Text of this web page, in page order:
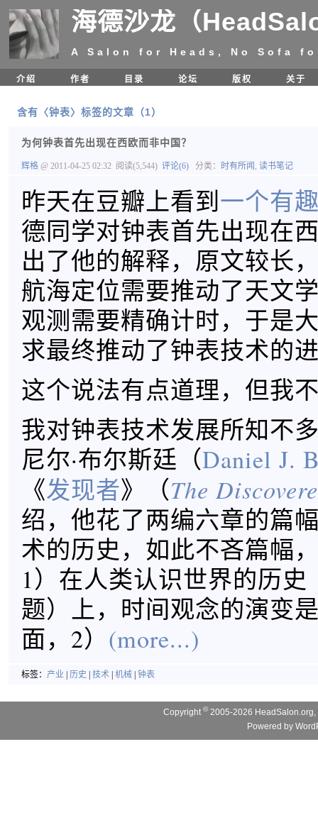
海德沙龙（
A Salon for Heads, No Sofa
介绍 作者 目录 论坛 版权 关于
含有〈钟表〉标签的文章（1）
为何钟表首先出现在西欧而非中国？
辉格 @ 2011-04-25 02:32 阅读(5,544) 评论(6) 分类： 时有所闻 , 读书笔记
昨天在豆瓣上看到一个有
德同学对钟表首先出现在
出了他的解释，原文较长
航海定位需要推动了天文
观测需要精确计时，于是
求最终推动了钟表技术的
这个说法有点道理，但我
我对钟表技术发展所知不
尼尔·布尔斯廷（Daniel J.
《发现者》（The
绍，他花了两编六章的篇
术的历史，如此不吝篇幅
1）在人类认识世界的历史
题）上，时间观念的演变
面，2） (more...)
标签： 产业 历史 技术 机械 钟表
Copyright© 2005-2026
Powered by